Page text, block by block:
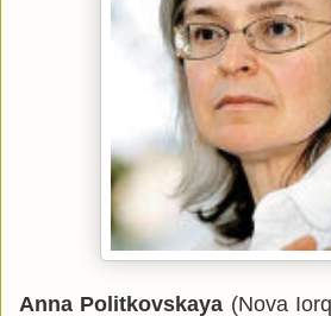
Anna Politkovskaya (Nova